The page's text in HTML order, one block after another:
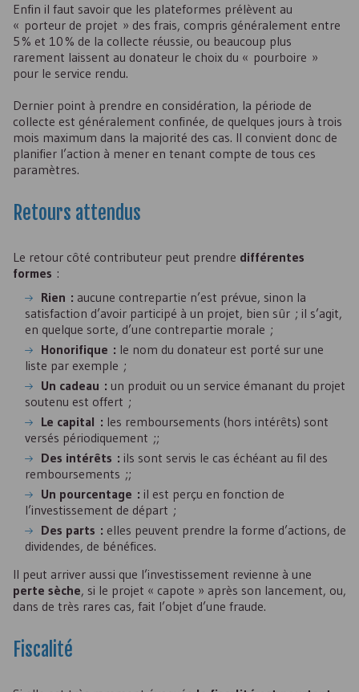
Enfin il faut savoir que les plateformes prélèvent au
« porteur de projet » des frais, compris généralement entre
5 % et 10 % de la collecte réussie, ou beaucoup plus
rarement laissent au donateur le choix du « pourboire »
pour le service rendu.
Dernier point à prendre en considération, la période de
collecte est généralement confinée, de quelques jours à trois
mois maximum dans la majorité des cas. Il convient donc de
planifier l’action à mener en tenant compte de tous ces
paramètres.
Retours attendus
Le retour côté contributeur peut prendre différentes
formes :
Rien : aucune contrepartie n’est prévue, sinon la
satisfaction d’avoir participé à un projet, bien sûr ; il s’agit,
en quelque sorte, d’une contrepartie morale ;
Honorifique : le nom du donateur est porté sur une
liste par exemple ;
Un cadeau : un produit ou un service émanant du projet
soutenu est offert ;
Le capital : les remboursements (hors intérêts) sont
versés périodiquement ;;
Des intérêts : ils sont servis le cas échéant au fil des
remboursements ;;
Un pourcentage : il est perçu en fonction de
l’investissement de départ ;
Des parts : elles peuvent prendre la forme d’actions, de
dividendes, de bénéfices.
Il peut arriver aussi que l’investissement revienne à une
perte sèche, si le projet « capote » après son lancement, ou,
dans de très rares cas, fait l’objet d’une fraude.
Fiscalité